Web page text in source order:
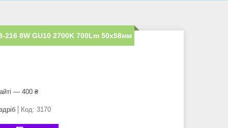
216 8W GU10 2700K 700Lm 50х58мм
— 400 ₴
Код: 3170